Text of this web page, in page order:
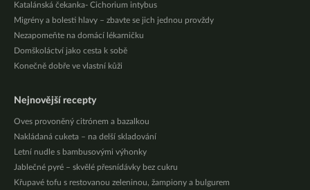
Katalánská čekanka- Cichorium intybus
Migrény a bolesti hlavy – zbavte se jich jednou provždy
Nezapomeňte na domácí lékarničku
Domškoláctví jako cesta k sobě
Konečně dobře ve vlastní kůži
Nejnovější recepty
Oves provoněný citrónem a bazalkou
Nakládaná cuketa – na delší skladování
Letní nudle s bambusovými výhonky
Jablečné pyré – skvělé přesnídávky bez cukru
Křupavé tofu s restovanou zeleninou, žampiony a bulgurem